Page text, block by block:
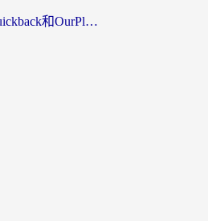
海外党必看：Quickback和OurPlay好用吗？3分钟选对回国加速器，无缝刷剧玩游戏